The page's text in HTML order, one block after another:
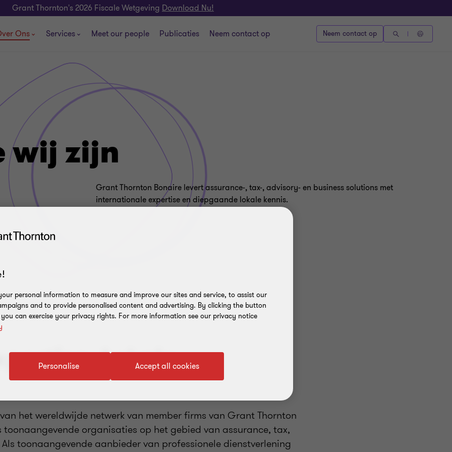
Grant Thornton's 2026 Fiscale Wetgeving Download Nu!
Ons Services Meet our people Publicaties Neem contact op Neem contact op
wij zijn
Grant Thornton Bonaire levert assurance-, tax-, advisory- en business solutions met
internationale expertise en diepgaande lokale kennis.
Lokale
het wereldwijde netwerk van member firms van Grant Thornton
toonaangevende organisaties op het gebied van assurance, tax,
toonaangevende aanbieder van professionele dienstverlening
personal information to measure and improve our sites and service, to assist our
and to provide personalised content and advertising. By clicking the button
can exercise your privacy rights. For more information see our privacy notice
Accept all cookies
Personalise